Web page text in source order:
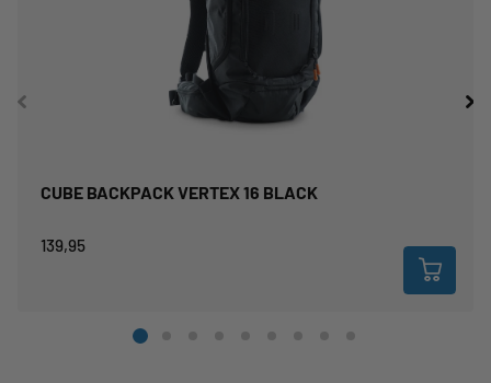
CUBE BACKPACK VERTEX 16 BLACK
139,95